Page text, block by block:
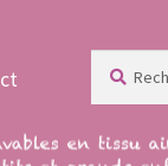
pour :